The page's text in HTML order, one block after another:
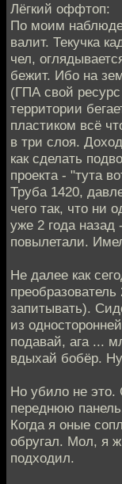
Лёгкий оффтоп:
По моим
валит. Текучка
чел,
бежит. Ибо на
(ГПА свой
территории
пластиком всё
в три слоя.
как сделать
проекта - "тута
Труба 1420,
чего так, что ни
уже 2 года назад
повылетали.
Не далее как
запитывать).
из
подавай, ага ...
вдыхай бобёр.
Но убило не
переднюю
Когда я оные
обругал. Мол, я
подходил.